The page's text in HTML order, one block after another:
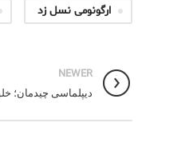
ارگونومی نسل زد
NEWER
دیپلماسی چیدمان؛